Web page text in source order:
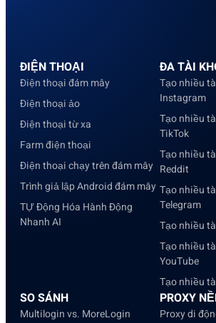
ĐIỆN THOẠI
Điện thoại đám mây
Điện thoại ảo
Điện thoại từ xa
Farm điện thoại
Điện thoại chạy trên đám mây
Trình giả lập Android đám mây
TỰ Động Hóa Hành Động
Nhanh AI
ĐA TÀI
Tạo nhiều
Instagram
Tạo nhiều
TikTok
Tạo nhiều
Reddit
Tạo nhiều
Telegram
Tạo nhiều
Tạo nhiều
YouTube
Tạo nhiều
SO SÁNH
Multilogin vs. MoreLogin
PROXY
Proxy di